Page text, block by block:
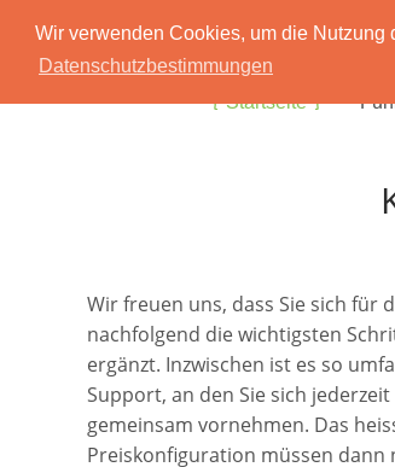
Wir verwenden Cookies, um die
Datenschutzbestimmungen
Startseite
Wir freuen uns, dass Sie sich für
nachfolgend die wichtigsten
ergänzt. Inzwischen ist es so
Support, an den Sie sich
gemeinsam vornehmen. Das
Preiskonfiguration müssen